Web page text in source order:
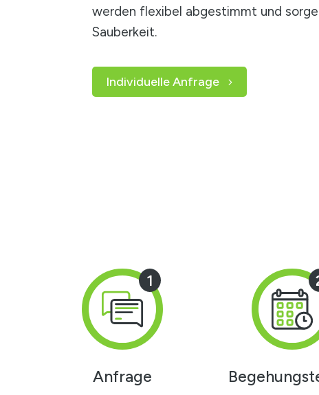
werden flexibel abgestimmt und
Sauberkeit.
Individuelle Anfrage
1
Anfrage